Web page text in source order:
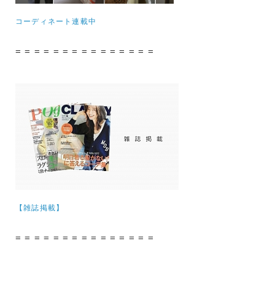
コーディネート連載中
= = = = = = = = = = = = = = =
【雑誌掲載】
= = = = = = = = = = = = = = =